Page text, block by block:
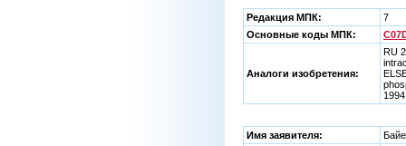
Редакция МПК:
7
Основные коды МПК:
Аналоги изобретения:
RU
Имя заявителя: